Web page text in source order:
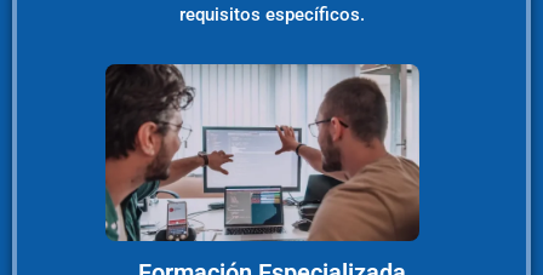
requisitos específicos.